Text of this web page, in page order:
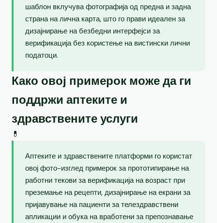
шаблон вклучува фотографија од предна и задна
страна на лична карта, што го прави идеален за
дизајнирање на безбедни интерфејси за
верификација без користење на вистински лични
податоци.
Како овој примерок може да ги
поддржи аптеките и
здравствените услуги
💊
Аптеките и здравствените платформи го користат
овој фото-изглед примерок за прототипирање на
работни текови за верификација на возраст при
преземање на рецепти, дизајнирање на екрани за
пријавување на пациенти за телездравствени
апликации и обука на вработени за препознавање